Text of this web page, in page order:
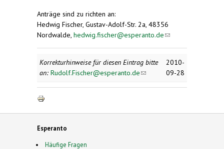
Anträge sind zu richten an:
Hedwig Fischer, Gustav-Adolf-Str. 2a, 48356
Nordwalde, hedwig.fischer@esperanto.de(link
Korrekturhinweise für diesen Eintrag bitte
an: Rudolf.Fischer@esperanto.de(link sends e-
2010-
09-28
Esperanto
Häufige Fragen